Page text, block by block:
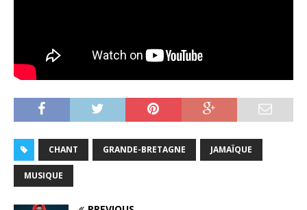
CHANT GRANDE-BRETAGNE JAMAÏQUE
MUSIQUE